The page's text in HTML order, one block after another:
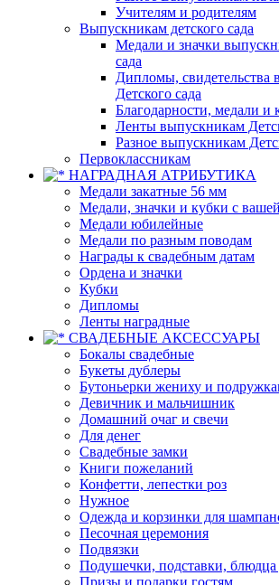
Учителям и родителям
Выпускникам детского сада
Медали и значки
сада
Дипломы, свидетельства
Детского сада
Благодарности, медали и
Ленты выпускникам
Разное выпускникам
Первоклассникам
НАГРАДНАЯ АТРИБУТИКА
Медали закатные 56 мм
Медали, значки и кубки с
Медали юбилейные
Медали по разным поводам
Награды к свадебным датам
Ордена и значки
Кубки
Дипломы
Ленты наградные
СВАДЕБНЫЕ АКСЕССУАРЫ
Бокалы свадебные
Букеты дублеры
Бутоньерки жениху и
Девичник и мальчишник
Домашний очаг и свечи
Для денег
Свадебные замки
Книги пожеланий
Конфетти, лепестки роз
Нужное
Одежда и корзинки для
Песочная церемония
Подвязки
Подушечки, подставки, блюдца
Призы и подарки гостям